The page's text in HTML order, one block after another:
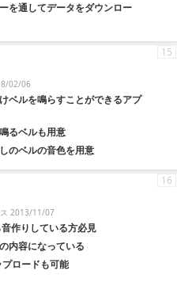
を通してデータをダウンロー
02/06
ベルを鳴らすことができるアプ
るベルも用意
のベルの音色を用意
15
ス 2013/11/07
作りしている方必見
内容になっている
ロードも可能
16